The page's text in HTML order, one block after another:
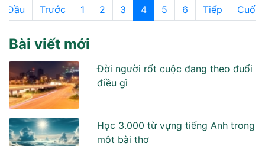
Đầu Trước 1 2 3 4 5 6 Tiếp Cuối
Bài viết mới
Đời người rốt cuộc đang theo đuổi
điều gì
Học 3.000 từ vựng tiếng Anh trong
môt bài thơ